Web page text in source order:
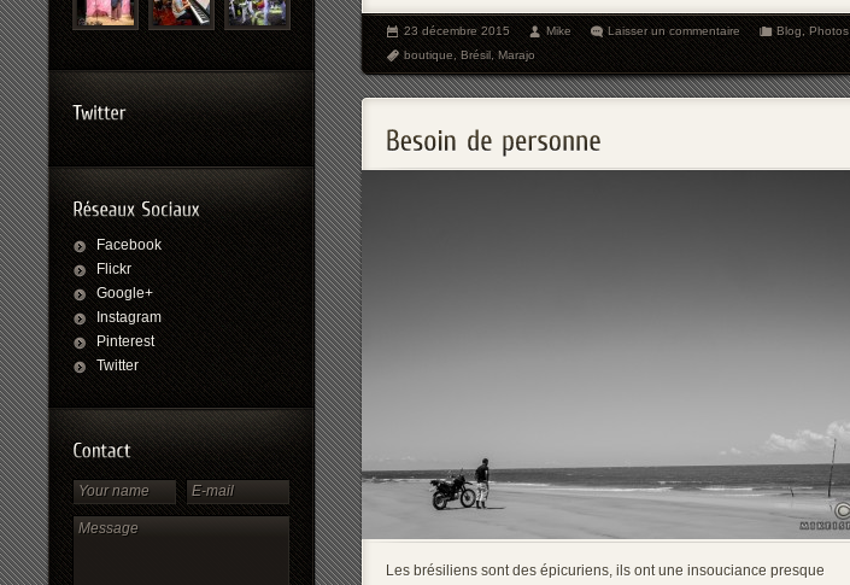
Facebook
Flickr
Google+
Instagram
Pinterest
Twitter
23 décembre 2015 Mike Laisser un commentaire Blog,Photos
boutique,Brésil,Marajo
Les brésiliens sont des épicuriens, ils ont une insouciance presque